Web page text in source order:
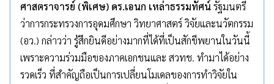
ศาสตราจารย์ (พิเศษ) ดร.เอนก เหล่าธรรมทัศน์รัฐมนตรี
ว่าการกระทรวงการอุดมศึกษา วิทยาศาสตร์ วิจัยและนวัตกรรม
(อว.) กล่าวว่า รู้สึกยินดีอย่างมากที่ได้ที่เป็นสักขีพยานในวันนี้
เพราะความร่วมมือของภาคเอกชนและ สวทช. ทำมาได้อย่าง
รวดเร็ว ที่สำคัญถือเป็นการเปลี่ยนโมเดลของการทำวิจัยใน